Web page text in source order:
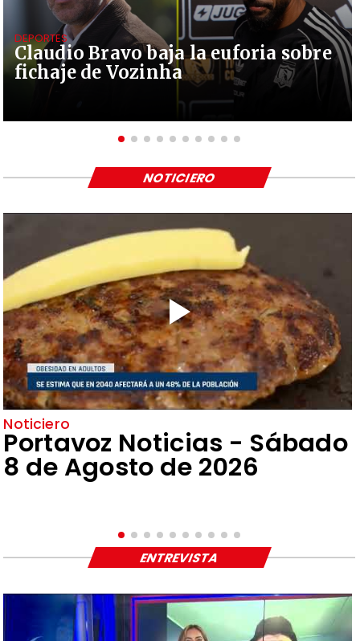
Claudio Bravo baja la euforia sobre
fichaje de Vozinha
DEPORTES
Noticiero
Portavoz Noticias - Sábado
8 de Agosto de 2026
NOTICIERO
ENTREVISTA